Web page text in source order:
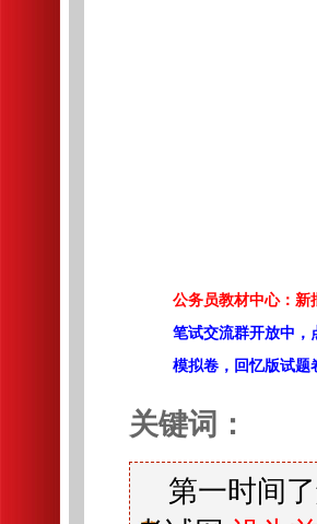
公务员教材中心：新
笔试交流群开放中，
模拟卷，回忆版试题
关键词：
第一时间